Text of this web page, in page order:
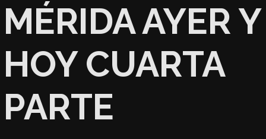
MÉRIDA AYER Y
HOY CUARTA
PARTE